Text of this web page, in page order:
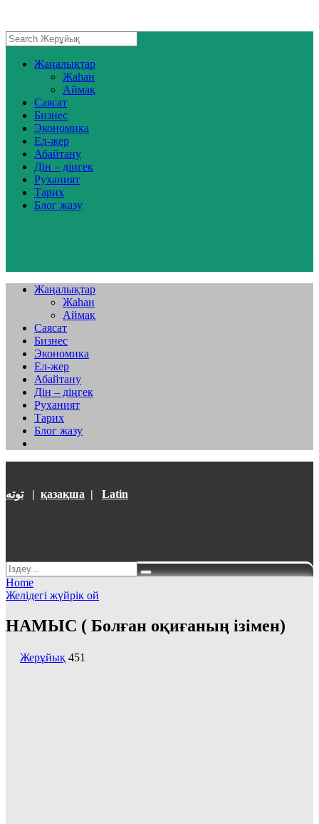
Жаңалықтар
Жаһан
Аймақ
Саясат
Бизнес
Экономика
Ел-жер
Абайтану
Дін – діңгек
Руханият
Тарих
Блог жазу
Жаңалықтар
Жаһан
Аймақ
Саясат
Бизнес
Экономика
Ел-жер
Абайтану
Дін – діңгек
Руханият
Тарих
Блог жазу
توتە| қазақша | Latin
Home
Желідегі жүйрік ой
НАМЫС ( Болған оқиғаның ізімен)
Жерұйық 451